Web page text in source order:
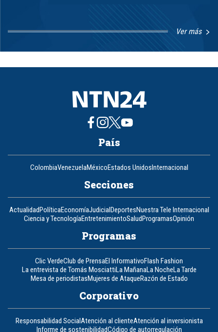
Ver más
8
País
ColombiaVenezuelaMéxicoEstados UnidosInternacional
Secciones
ActualidadPolíticaEconomíaJudicialDeportesNuestra Tele Internacional
Ciencia y TecnologíaEntretenimientoSaludProgramasOpinión
Programas
Clic VerdeClub de PrensaEl InformativoFlash Fashion
La entrevista de Tomás MosciattiLa MañanaLa NocheLa Tarde
Mesa de periodistasMujeres de AtaqueRazón de Estado
Corporativo
Responsabilidad SocialAtención al clienteAtención al inversionista
Informe de sostenibilidadCódigo de autorregulación